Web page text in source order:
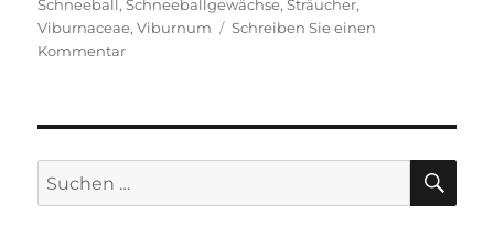
Schneeball,Schneeballgewächse,Sträucher,
Viburnaceae,Viburnum
Schreiben Sie einen
Kommentarzu
Suche
nach: